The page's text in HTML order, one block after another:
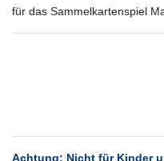
für das Sammelkartenspiel
Achtung: Nicht für Kinder